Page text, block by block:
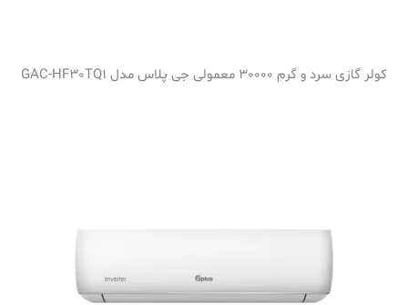
کولر گازی سرد و گرم 30000 معمولی جی پلاس مدل GAC-HF30TQ1